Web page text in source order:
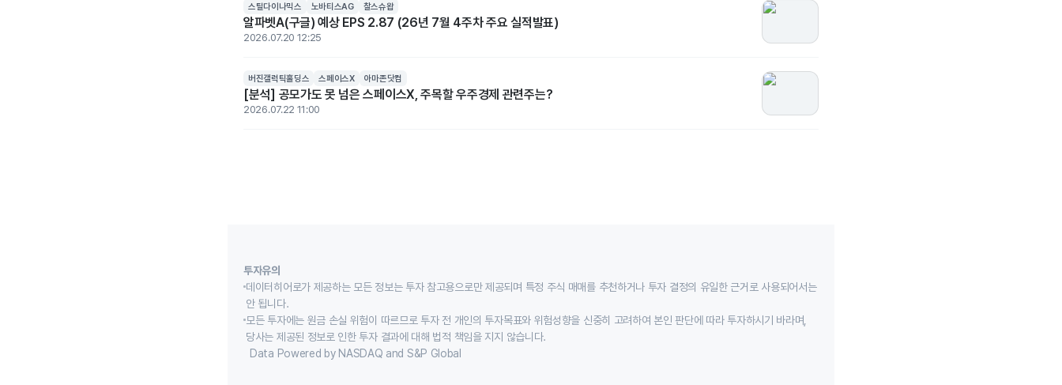
스틸다이나믹스 노바티스AG 찰스슈왑
알파벳A(구글) 예상 EPS 2.87 (26년 7월 4주차 주요 실적발표)
2026.07.20 12:25
버진갤럭틱홀딩스 스페이스X 아마존닷컴
[분석] 공모가도 못 넘은 스페이스X, 주목할 우주경제 관련주는?
2026.07.22 11:00
투자유의
데이터히어로가 제공하는 모든 정보는 투자 참고용으로만 제공되며 특정 주식 매매를 추천하거나 투자 결정의 유일한 근거로 사용되어서는
안 됩니다.
모든 투자에는 원금 손실 위험이 따르므로 투자 전 개인의 투자목표와 위험성향을 신중히 고려하여 본인 판단에 따라 투자하시기 바라며,
당사는 제공된 정보로 인한 투자 결과에 대해 법적 책임을 지지 않습니다.
Data Powered by NASDAQ and S&P Global